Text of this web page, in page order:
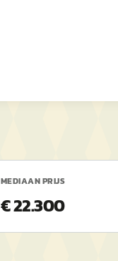
MEDIAAN PRIJS
€ 22.300